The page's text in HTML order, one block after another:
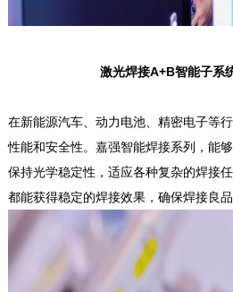
激光焊接A+B智能子系
在新能源汽车、动力电池、精密电子等
性能和安全性。嘉强智能焊接系列，能
保持光学稳定性，适应各种复杂的焊接
都能获得稳定的焊接效果，确保焊接良